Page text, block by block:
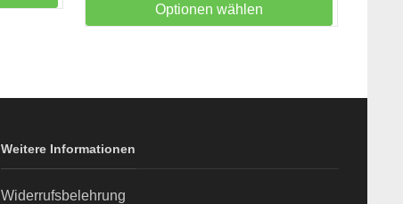
Optionen wählen
Weitere Informationen
Widerrufsbelehrung